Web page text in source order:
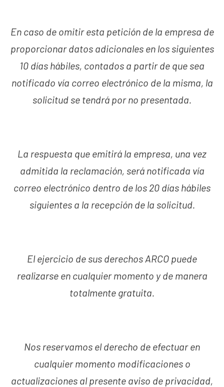
En caso de omitir esta petición de la empresa de
proporcionar datos adicionales en los siguientes
10 días hábiles, contados a partir de que sea
notificado vía correo electrónico de la misma, la
solicitud se tendrá por no presentada.
La respuesta que emitirá la empresa, una vez
admitida la reclamación, será notificada vía
correo electrónico dentro de los 20 días hábiles
siguientes a la recepción de la solicitud.
El ejercicio de sus derechos ARCO puede
realizarse en cualquier momento y de manera
totalmente gratuita.
Nos reservamos el derecho de efectuar en
cualquier momento modificaciones o
actualizaciones al presente aviso de privacidad,